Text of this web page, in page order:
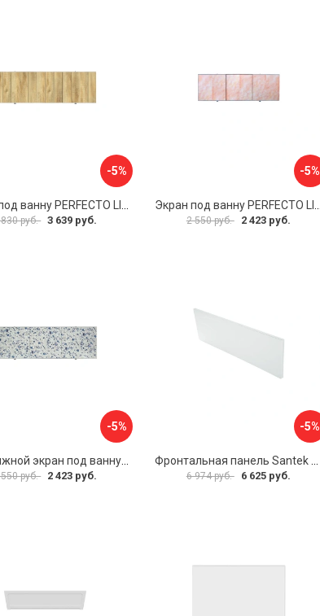
-5%
руб. 3 639 руб.
-5%
2 550 руб. 2 423 руб.
-5%
Раздвижной экран под ванну PERFECTO LINEA 36-001511
руб. 2 423 руб.
-5%
Фронтальная панель Santek 1.WH30.2.498 00000067322
6 974 руб. 6 625 руб.